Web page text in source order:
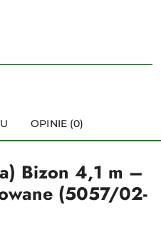
OPINIE (0)
Bizon 4,1 m –
(5057/02-